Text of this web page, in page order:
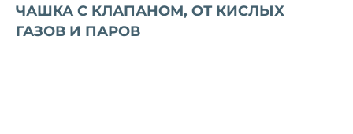
ЧАШКА С КЛАПАНОМ, ОТ КИСЛЫХ
ГАЗОВ И ПАРОВ